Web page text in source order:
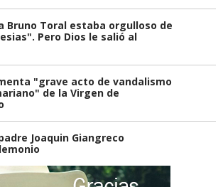
Bruno Toral estaba orgulloso de
Pero Dios le salió al
"grave acto de vandalismo
de la Virgen de
Joaquin Giangreco